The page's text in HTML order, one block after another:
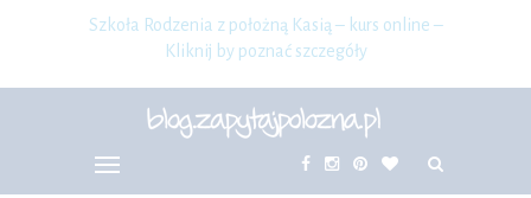
Szkoła Rodzenia z położną Kasią – kurs online –
Kliknij by poznać szczegóły